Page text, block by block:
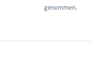
genommen.